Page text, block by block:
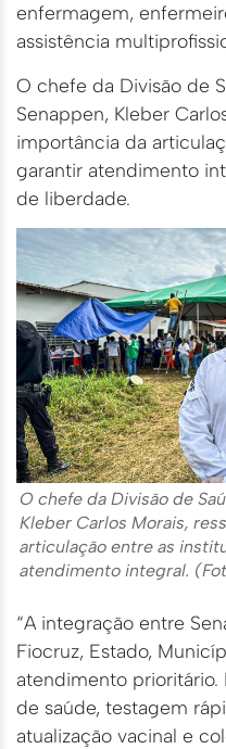
enfermagem,
assistência
O chefe da Divisão de
Senappen, Kleber
importância da
garantir atendimento
de liberdade.
O chefe da Divisão de
Kleber Carlos Morais,
articulação entre as
atendimento integral.
“A integração entre
Fiocruz, Estado,
atendimento prioritário.
de saúde, testagem
atualização vacinal e